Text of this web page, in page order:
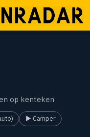
op kenteken
▶ Camper